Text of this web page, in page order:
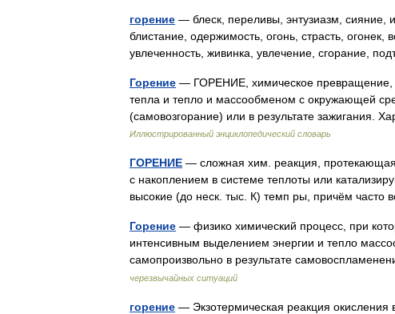
горение — блеск, переливы, энтузиазм, сияние,
блистание, одержимость, огонь, страсть,
увлеченность, живинка, увлечение, сгорание,
Горение — ГОРЕНИЕ, химическое превращение,
тепла и тепло и массообменом с окружающей
(самовозгорание) или в результате зажигания.
Иллюстрированный энциклопедический словарь
ГОРЕНИЕ — сложная хим. реакция, протекающая
с накоплением в системе теплоты или
высокие (до неск. тыс. К) темп ры, причём
Горение — физико химический процесс, при
интенсивным выделением энергии и тепло
самопроизвольно в результате
черезвычайных ситуаций
горение — Экзотермическая реакция